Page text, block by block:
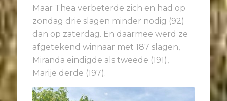
Maar Thea verbeterde zich en had op
zondag drie slagen minder nodig (92)
dan op zaterdag. En daarmee werd ze
afgetekend winnaar met 187 slagen,
Miranda eindigde als tweede (191),
Marije derde (197).